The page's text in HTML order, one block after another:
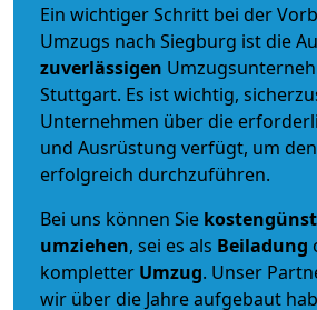
Ein wichtiger Schritt bei der
Umzugs nach Siegburg ist die
zuverlässigen
Stuttgart. Es ist wichtig,
Unternehmen über die
und Ausrüstung verfügt, um
erfolgreich durchzuführen.
Bei uns können Sie
umziehen, sei es als Beiladung
kompletter Umzug. Unser
wir über die Jahre aufgebaut